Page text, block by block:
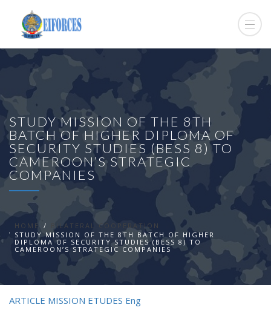
STUDY MISSION OF THE 8TH
BATCH OF HIGHER DIPLOMA OF
SECURITY STUDIES (BESS 8) TO
CAMEROON’S STRATEGIC
COMPANIES
HOME
BILATERAL COOPERATION
STUDY MISSION OF THE 8TH BATCH OF HIGHER
DIPLOMA OF SECURITY STUDIES (BESS 8) TO
CAMEROON’S STRATEGIC COMPANIES
ARTICLE MISSION ETUDES Eng